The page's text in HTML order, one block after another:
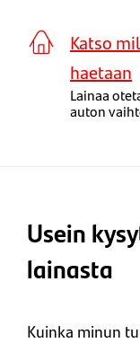
Katso
haetaan
Lainaa
auton
Usein
lainasta
Kuinka minun